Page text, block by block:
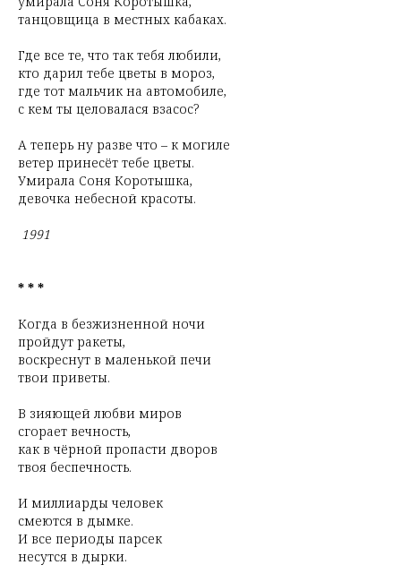
танцовщица в местных кабаках.
Где все те, что так тебя любили,
кто дарил тебе цветы в мороз,
где тот мальчик на автомобиле,
с кем ты целовалася взасос?
А теперь ну разве что – к могиле
ветер принесёт тебе цветы.
Умирала Соня Коротышка,
девочка небесной красоты.
1991
* * *
Когда в безжизненной ночи
пройдут ракеты,
воскреснут в маленькой печи
твои приветы.
В зияющей любви миров
сгорает вечность,
как в чёрной пропасти дворов
твоя беспечность.
И миллиарды человек
смеются в дымке.
И все периоды парсек
несутся в дырки.